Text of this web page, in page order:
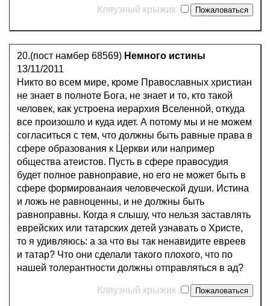
Кляузный крыжик
20.(пост намбер 68569) Немного истины
13/11/2011
Никто во всем мире, кроме Православных христиан
не знает в полноте Бога, не знает и то, кто такой
человек, как устроена иерархия Вселенной, откуда
все произошло и куда идет. А потому мы и не можем
согласиться с тем, что должны быть равные права в
сфере образования к Церкви или например
общества атеистов. Пусть в сфере правосудия
будет полное равноправие, но его не может быть в
сфере формированаия человеческой души. Истина
и ложь не равноценны, и не должны быть
равноправны. Когда я слышу, что нельзя заставлять
еврейских или татарских детей узнавать о Христе,
то я удивляюсь: а за что вы так ненавидите евреев
и татар? Что они сделали такого плохого, что по
нашей толерантности должны отправляться в ад?
Кляузный крыжик